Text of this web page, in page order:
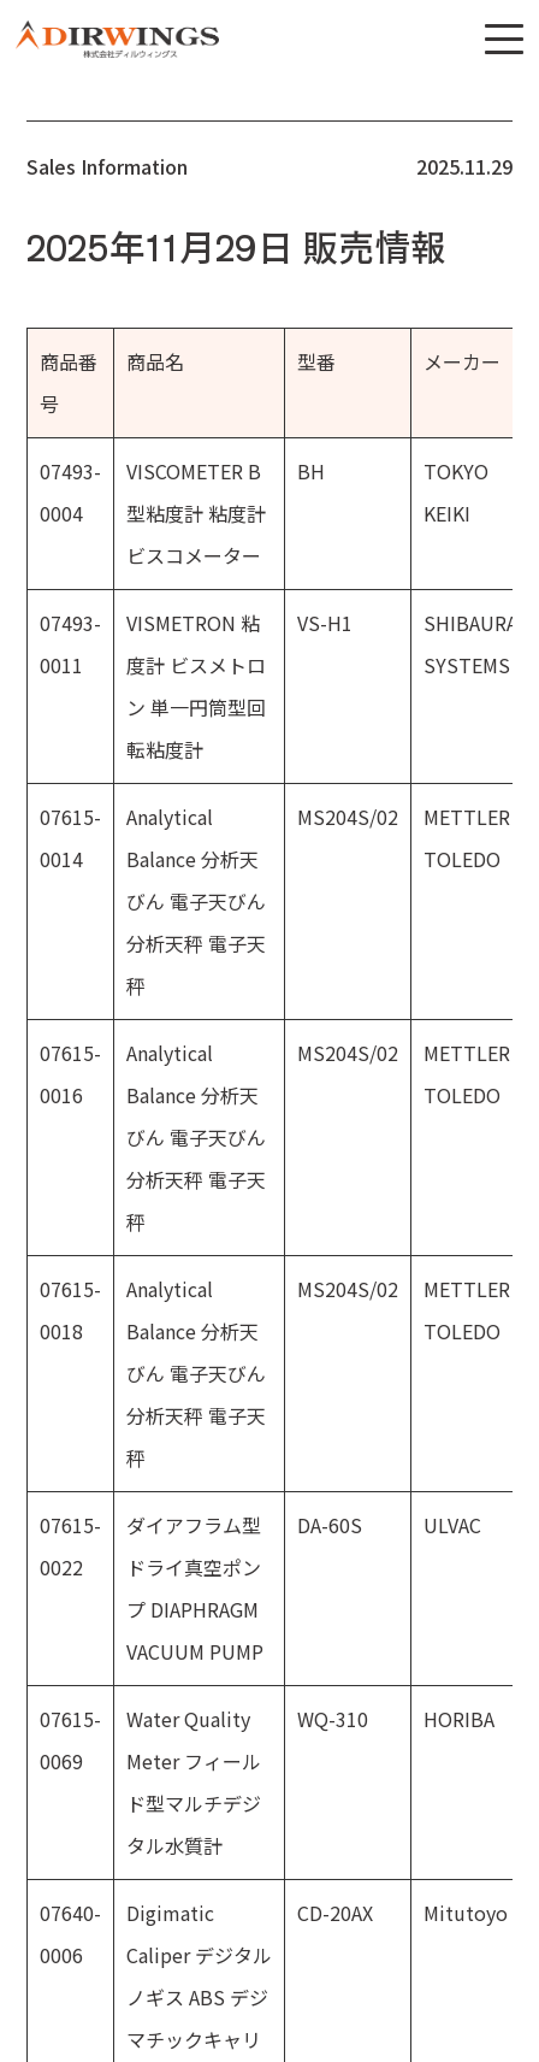
Sales Information 2025.11.29
2025年11月29日 販売情報
商品番
号
商品名 型番 メーカー
07493-
0004
VISCOMETER B
型粘度計 粘度計
ビスコメーター
BH
TOKYO
KEIKI
07493-
0011
VISMETRON 粘
度計 ビスメトロ
ン 単一円筒型回
転粘度計
VS-H1
SHIBAURA
SYSTEMS
07615-
0014
Analytical
Balance 分析天
びん 電子天びん
分析天秤 電子天
秤
MS204S/02
METTLER
TOLEDO
07615-
0016
Analytical
Balance 分析天
びん 電子天びん
分析天秤 電子天
秤
MS204S/02
METTLER
TOLEDO
07615-
0018
Analytical
Balance 分析天
びん 電子天びん
分析天秤 電子天
秤
MS204S/02
METTLER
TOLEDO
07615-
0022
ダイアフラム型
ドライ真空ポン
プ DIAPHRAGM
VACUUM PUMP
DA-60S ULVAC
07615-
0069
Water Quality
Meter フィール
ド型マルチデジ
タル水質計
WQ-310 HORIBA
07640-
0006
Digimatic
Caliper デジタル
ノギス ABS デジ
マチックキャリ
CD-20AX Mitutoyo